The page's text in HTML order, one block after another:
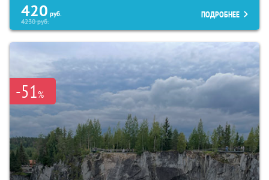
420 руб.
4230руб.
ПОДРОБНЕЕ
-51%